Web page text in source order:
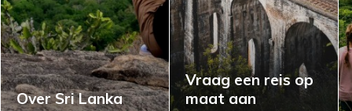
Over Sri Lanka
Vraag een reis op
maat aan